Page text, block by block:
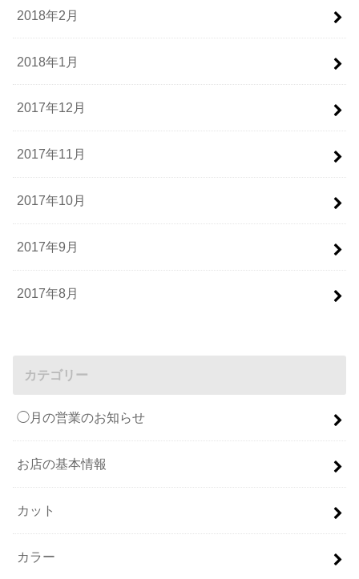
2018年2月
2018年1月
2017年12月
2017年11月
2017年10月
2017年9月
2017年8月
カテゴリー
◯月の営業のお知らせ
お店の基本情報
カット
カラー